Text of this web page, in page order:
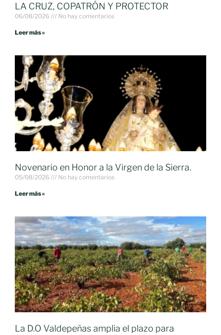
LA CRUZ, COPATRÓN Y PROTECTOR
06/08/2026 No hay comentarios
Leer más »
Novenario en Honor a la Virgen de la Sierra.
05/08/2026 No hay comentarios
Leer más »
La D.O Valdepeñas amplia el plazo para